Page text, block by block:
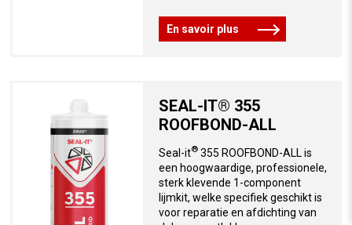
En savoir plus
SEAL-IT® 355
ROOFBOND-ALL
Seal-it®355 ROOFBOND-ALL is
een hoogwaardige, professionele,
sterk klevende 1-component
lijmkit, welke specifiek geschikt is
voor reparatie en afdichting van